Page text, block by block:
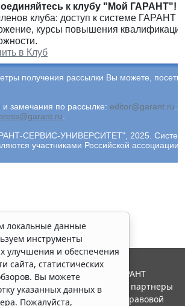
к клубу "Мой ГАРАНТ"!
клуба: доступ к системе ГАРАНТ
курсы повышения
в Клуб
получения рассылки Вы можете,
замечания по рассылке: editor@garant.ru
СЕРВИС-УНИВЕРСИТЕТ", 2025. Система
участниками Российской
локальные данные
инструменты
улучшения и обеспечения
сайта, статистических
Вы можете
указанных данных в
Пожалуйста,
СЕРВИС", 2026. Система ГАРАНТ
года. Компания "Гарант" и ее партнеры
Российской ассоциации правовой